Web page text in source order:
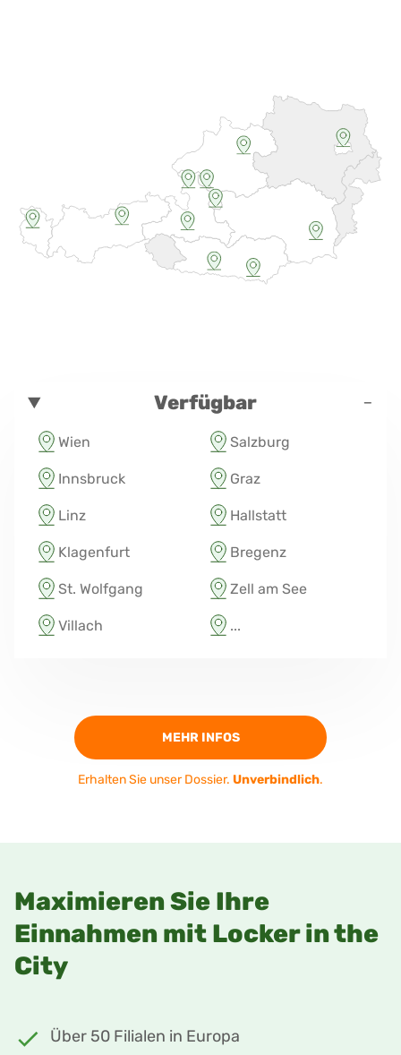
Verfügbar -
Wien Salzburg
Innsbruck Graz
Linz Hallstatt
Klagenfurt Bregenz
St. Wolfgang Zell am See
Villach ...
MEHR INFOS
Erhalten Sie unser Dossier. Unverbindlich.
Maximieren Sie Ihre
Einnahmen mit Locker in the
City
Über 50 Filialen in Europa